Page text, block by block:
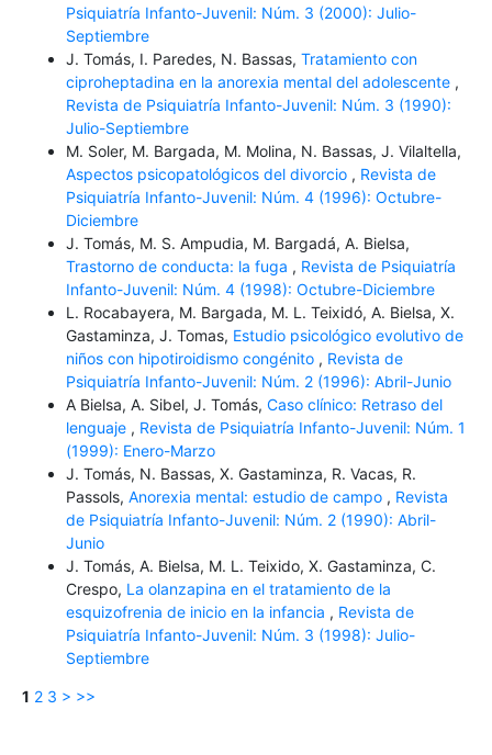
Psiquiatría Infanto-Juvenil: Núm. 3 (2000): Julio-
Septiembre
J. Tomás, I. Paredes, N. Bassas, Tratamiento con
ciproheptadina en la anorexia mental del adolescente ,
Revista de Psiquiatría Infanto-Juvenil: Núm. 3 (1990):
Julio-Septiembre
M. Soler, M. Bargada, M. Molina, N. Bassas, J. Vilaltella,
Aspectos psicopatológicos del divorcio , Revista de
Psiquiatría Infanto-Juvenil: Núm. 4 (1996): Octubre-
Diciembre
J. Tomás, M. S. Ampudia, M. Bargadá, A. Bielsa,
Trastorno de conducta: la fuga , Revista de Psiquiatría
Infanto-Juvenil: Núm. 4 (1998): Octubre-Diciembre
L. Rocabayera, M. Bargada, M. L. Teixidó, A. Bielsa, X.
Gastaminza, J. Tomas, Estudio psicológico evolutivo de
niños con hipotiroidismo congénito , Revista de
Psiquiatría Infanto-Juvenil: Núm. 2 (1996): Abril-Junio
A Bielsa, A. Sibel, J. Tomás, Caso clínico: Retraso del
lenguaje , Revista de Psiquiatría Infanto-Juvenil: Núm. 1
(1999): Enero-Marzo
J. Tomás, N. Bassas, X. Gastaminza, R. Vacas, R.
Passols, Anorexia mental: estudio de campo , Revista
de Psiquiatría Infanto-Juvenil: Núm. 2 (1990): Abril-
Junio
J. Tomás, A. Bielsa, M. L. Teixido, X. Gastaminza, C.
Crespo, La olanzapina en el tratamiento de la
esquizofrenia de inicio en la infancia , Revista de
Psiquiatría Infanto-Juvenil: Núm. 3 (1998): Julio-
Septiembre
1 2 3 > >>